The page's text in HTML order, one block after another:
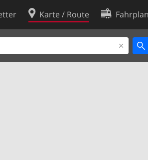
Karte / Route Fahrplan
Cookie-
Cookie-